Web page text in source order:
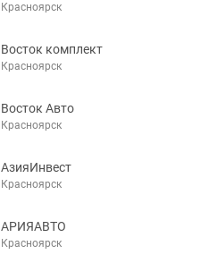
Красноярск
Восток комплект
Красноярск
Восток Авто
Красноярск
АзияИнвест
Красноярск
АРИЯАВТО
Красноярск